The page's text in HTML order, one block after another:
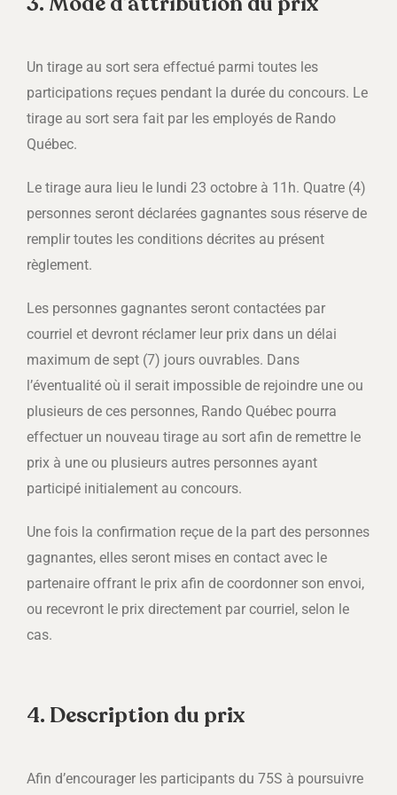
Un tirage au sort sera effectué parmi toutes les
participations reçues pendant la durée du concours. Le
tirage au sort sera fait par les employés de Rando
Québec.
Le tirage aura lieu le lundi 23 octobre à 11h. Quatre (4)
personnes seront déclarées gagnantes sous réserve de
remplir toutes les conditions décrites au présent
règlement.
Les personnes gagnantes seront contactées par
courriel et devront réclamer leur prix dans un délai
maximum de sept (7) jours ouvrables. Dans
l’éventualité où il serait impossible de rejoindre une ou
plusieurs de ces personnes, Rando Québec pourra
effectuer un nouveau tirage au sort afin de remettre le
prix à une ou plusieurs autres personnes ayant
participé initialement au concours.
Une fois la confirmation reçue de la part des personnes
gagnantes, elles seront mises en contact avec le
partenaire offrant le prix afin de coordonner son envoi,
ou recevront le prix directement par courriel, selon le
cas.
4. Description du prix
Afin d’encourager les participants du 75S à poursuivre